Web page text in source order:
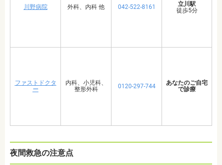
川野病院 外科、内科 他 042-522-8161
立川駅
徒歩5分
ファストドクタ
ー
内科、小児科、
整形外科
0120-297-744
あなたのご自宅
で診療
夜間救急の注意点